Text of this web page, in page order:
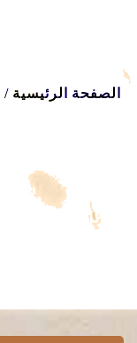
الصفحة الرئيسية /